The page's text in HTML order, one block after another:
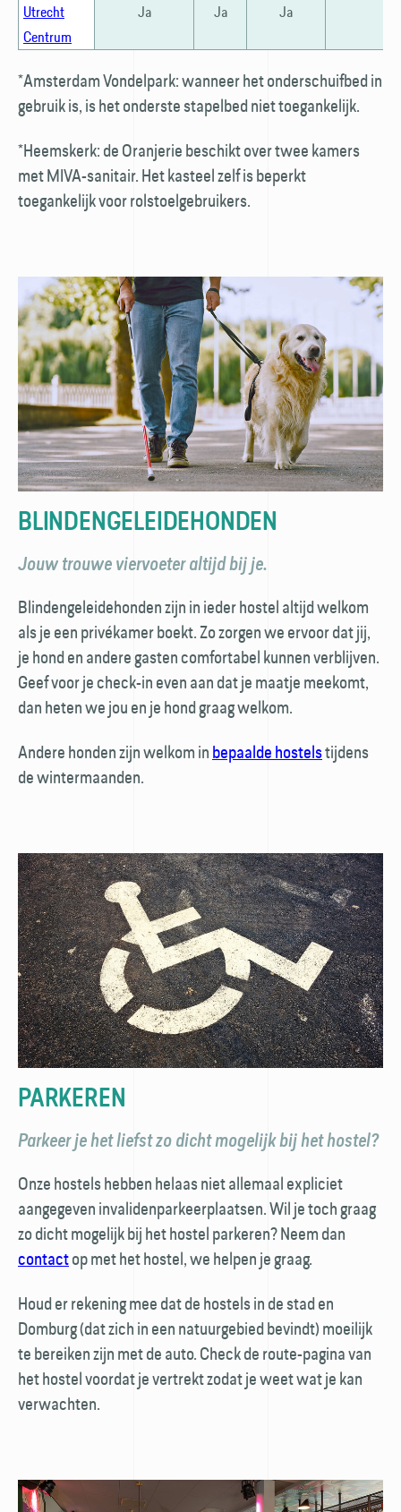
Utrecht
Centrum
Ja Ja Ja
*Amsterdam Vondelpark: wanneer het onderschuifbed in
gebruik is, is het onderste stapelbed niet toegankelijk.
*Heemskerk: de Oranjerie beschikt over twee kamers
met MIVA-sanitair. Het kasteel zelf is beperkt
toegankelijk voor rolstoelgebruikers.
BLINDENGELEIDEHONDEN
Jouw trouwe viervoeter altijd bij je.
Blindengeleidehonden zijn in ieder hostel altijd welkom
als je een privékamer boekt. Zo zorgen we ervoor dat jij,
je hond en andere gasten comfortabel kunnen verblijven.
Geef voor je check-in even aan dat je maatje meekomt,
dan heten we jou en je hond graag welkom.
Andere honden zijn welkom inbepaalde hostelstijdens
de wintermaanden.
PARKEREN
Parkeer je het liefst zo dicht mogelijk bij het hostel?
Onze hostels hebben helaas niet allemaal expliciet
aangegeven invaliden­parkeer­plaatsen. Wil je toch graag
zo dicht mogelijk bij het hostel parkeren? Neem dan
contactop met het hostel, we helpen je graag.
Houd er rekening mee dat de hostels in de stad en
Domburg (dat zich in een natuurgebied bevindt) moeilijk
te bereiken zijn met de auto. Check de route-pagina van
het hostel voordat je vertrekt zodat je weet wat je kan
verwachten.